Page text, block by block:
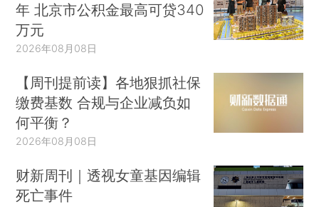
年 北京市公积金最高可贷340
万元
2026年08月08日
【周刊提前读】各地狠抓社保
缴费基数 合规与企业减负如
何平衡？
2026年08月08日
财新周刊｜透视女童基因编辑
死亡事件